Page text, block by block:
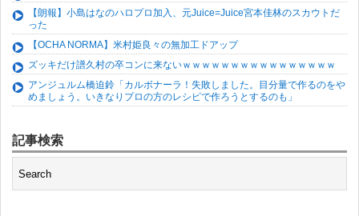
【朗報】小島はなのハロプロ加入、元Juice=Juice宮本佳林のスカウトだ
った
【OCHA NORMA】米村姫良々の無加工ドアップ
ズッキだけ譜久村の卒コンに来ないｗｗｗｗｗｗｗｗｗｗｗｗｗｗｗｗ
アンジュルム橋迫鈴「カルボナーラ！失敗しました。目分量で作るのをや
めましょう。いきなりプロの方のレシピで作ろうとするのも」
記事検索